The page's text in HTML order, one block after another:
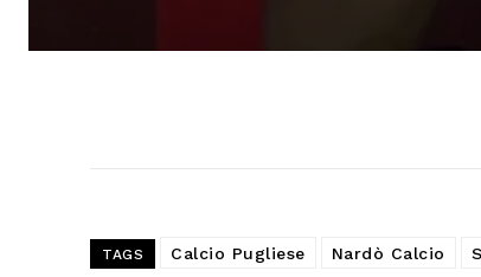
TAGS Calcio Pugliese Nardò Calcio